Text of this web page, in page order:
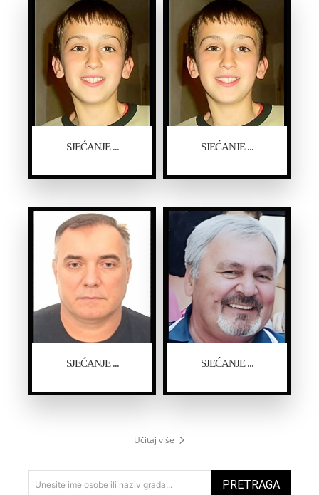
SJEĆANJE ... SJEĆANJE ...
SJEĆANJE ... SJEĆANJE ...
Učitaj više
Unesite ime osobe ili naziv grada... PRETRAGA